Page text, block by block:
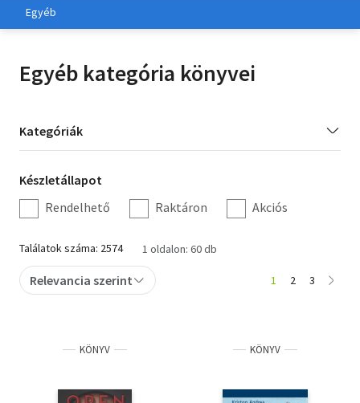
Gyermek- és ifjúsági
Irodalom
Szakkönyv
Szótár, nyelvkönyv
Tankönyv, segédkönyv
Társadalomtudomány
Természettudomány
Egyéb
Egyéb kategória könyvei
Kategória
szűrés
Kategóriák
Készletállapot
szűrés
Készletállapot
Rendelhető
Raktáron Akciós
Találatok száma: 2574 1 oldalon: 60 db
Relevancia szerint 1 2 3
KÖNYV KÖNYV